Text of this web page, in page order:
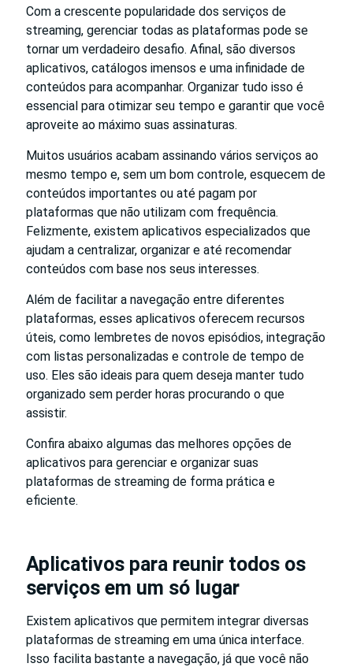
Com a crescente popularidade dos serviços de
streaming, gerenciar todas as plataformas pode se
tornar um verdadeiro desafio. Afinal, são diversos
aplicativos, catálogos imensos e uma infinidade de
conteúdos para acompanhar. Organizar tudo isso é
essencial para otimizar seu tempo e garantir que você
aproveite ao máximo suas assinaturas.
Muitos usuários acabam assinando vários serviços ao
mesmo tempo e, sem um bom controle, esquecem de
conteúdos importantes ou até pagam por
plataformas que não utilizam com frequência.
Felizmente, existem aplicativos especializados que
ajudam a centralizar, organizar e até recomendar
conteúdos com base nos seus interesses.
Além de facilitar a navegação entre diferentes
plataformas, esses aplicativos oferecem recursos
úteis, como lembretes de novos episódios, integração
com listas personalizadas e controle de tempo de
uso. Eles são ideais para quem deseja manter tudo
organizado sem perder horas procurando o que
assistir.
Confira abaixo algumas das melhores opções de
aplicativos para gerenciar e organizar suas
plataformas de streaming de forma prática e
eficiente.
Aplicativos para reunir todos os
serviços em um só lugar
Existem aplicativos que permitem integrar diversas
plataformas de streaming em uma única interface.
Isso facilita bastante a navegação, já que você não